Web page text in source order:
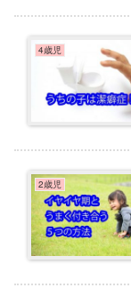
4歳児
2歳児